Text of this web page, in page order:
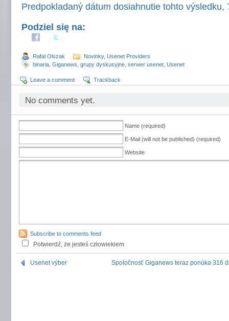
Predpokladaný dátum dosiahnutie tohto výsledku,
Podziel się na:
Rafal Olszak Novinky, Usenet Providers
binaria Giganews grupy dyskusyjne serwer usenet Usenet
Leave a comment Trackback
No comments yet.
Name (required)
E-Mail (will not be published) (required)
Website
Subscribe to comments feed
Potwierdź, że jesteś człowiekiem
Usenet výber Spoločnosť Giganews teraz ponúka 316